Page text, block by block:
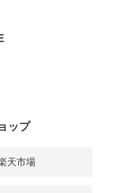
ップ
天市場